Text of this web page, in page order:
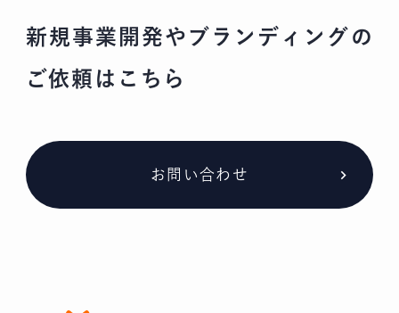
新規事業開発やブランディングの
ご依頼はこちら
お問い合わせ